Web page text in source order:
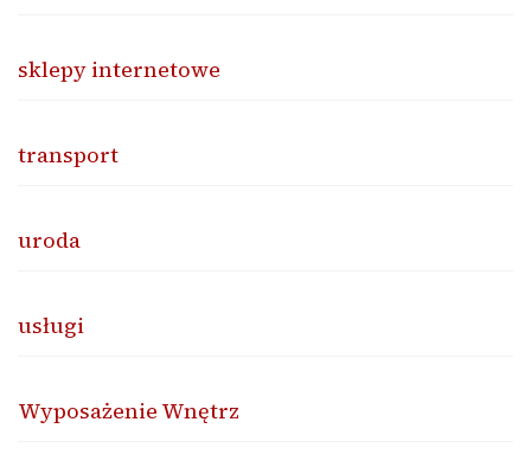
sklepy internetowe
transport
uroda
usługi
Wyposażenie Wnętrz